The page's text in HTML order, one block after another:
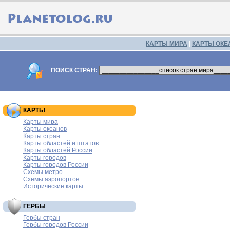
КАРТЫ МИРА КАРТЫ
ПОИСК СТРАН:
КАРТЫ
Карты мира
Карты океанов
Карты стран
Карты областей и штатов
Карты областей России
Карты городов
Карты городов России
Схемы метро
Схемы аэропортов
Исторические карты
ГЕРБЫ
Гербы стран
Гербы городов России